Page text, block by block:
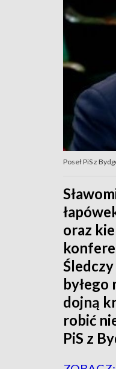
Poseł PiS z
oraz
dojną
robić
PiS z